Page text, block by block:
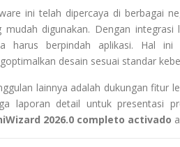
ini telah dipercaya di berbagai
mudah digunakan. Dengan
harus berpindah aplikasi. Hal
desain sesuai standar
lainnya adalah dukungan fitur
laporan detail untuk presentasi
2026.0 completo activado